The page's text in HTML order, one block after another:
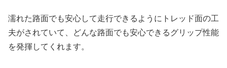
濡れた路面でも安心して走行できるようにトレッド面の工
夫がされていて、どんな路面でも安心できるグリップ性能
を発揮してくれます。